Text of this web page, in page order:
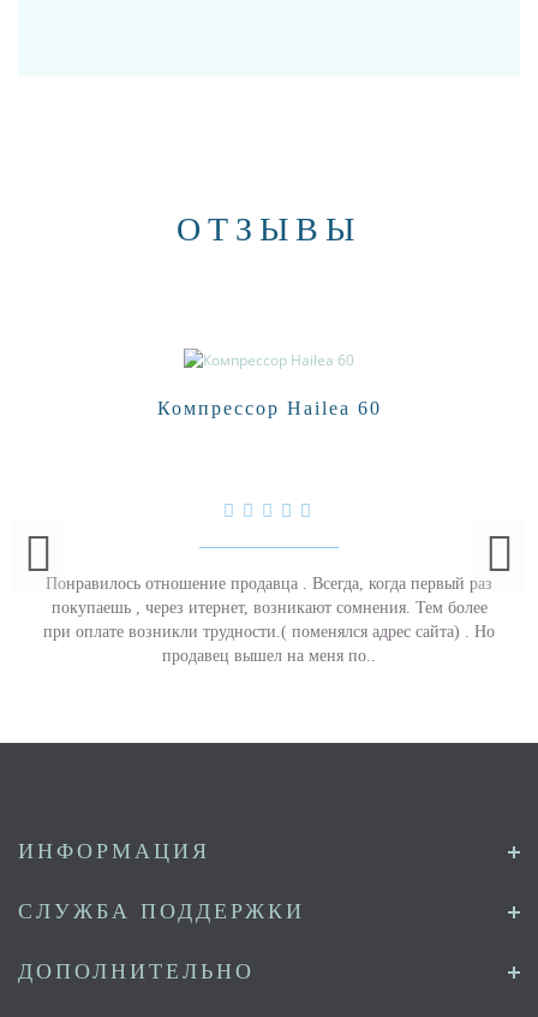
ОТЗЫВЫ
Компрессор Hailea 60
Понравилось отношение продавца . Всегда, когда первый раз
покупаешь , через итернет, возникают сомнения. Тем более
при оплате возникли трудности.( поменялся адрес сайта) . Но
продавец вышел на меня по..
ИНФОРМАЦИЯ
СЛУЖБА ПОДДЕРЖКИ
ДОПОЛНИТЕЛЬНО